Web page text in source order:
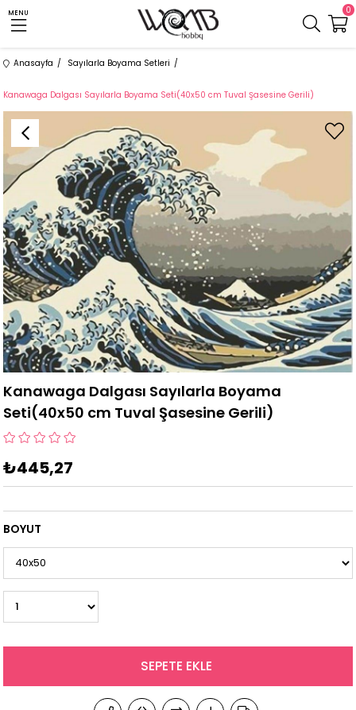
MENU 0
Anasayfa Sayılarla Boyama Setleri
Kanawaga Dalgası Sayılarla Boyama Seti(40x50 cm Tuval Şasesine Gerili)
Kanawaga Dalgası Sayılarla Boyama
Seti(40x50 cm Tuval Şasesine Gerili)
₺445,27
BOYUT